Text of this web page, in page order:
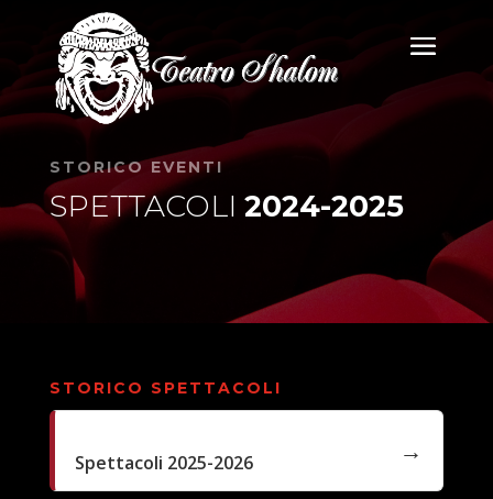
STORICO EVENTI
SPETTACOLI 2024-2025
STORICO SPETTACOLI
Spettacoli 2025-2026